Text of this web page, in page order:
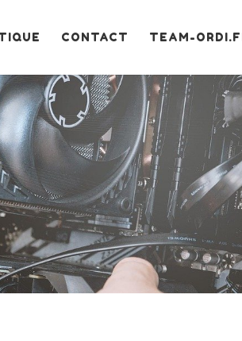
CONTACT TEAM-